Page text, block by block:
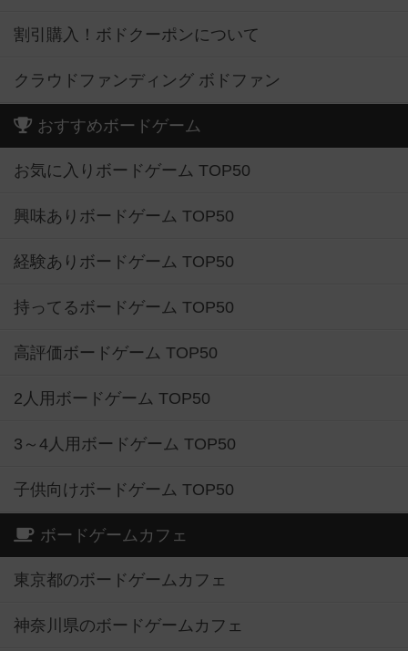
割引購入！ボドクーポンについて
クラウドファンディング ボドファン
おすすめボードゲーム
お気に入りボードゲーム TOP50
興味ありボードゲーム TOP50
経験ありボードゲーム TOP50
持ってるボードゲーム TOP50
高評価ボードゲーム TOP50
2人用ボードゲーム TOP50
3～4人用ボードゲーム TOP50
子供向けボードゲーム TOP50
ボードゲームカフェ
東京都のボードゲームカフェ
神奈川県のボードゲームカフェ